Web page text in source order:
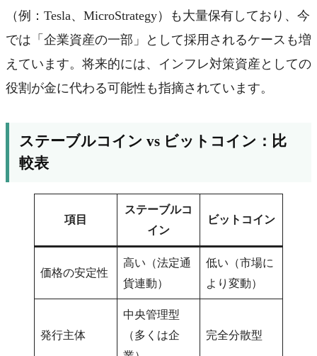
（例：Tesla、MicroStrategy）も大量保有しており、今
では「企業資産の一部」として採用されるケースも増
えています。将来的には、インフレ対策資産としての
役割が金に代わる可能性も指摘されています。
ステーブルコイン vs ビットコイン：比
較表
項目
ステーブルコ
イン
ビットコイン
価格の安定性
高い（法定通
貨連動）
低い（市場に
より変動）
発行主体
中央管理型
（多くは企
完全分散型